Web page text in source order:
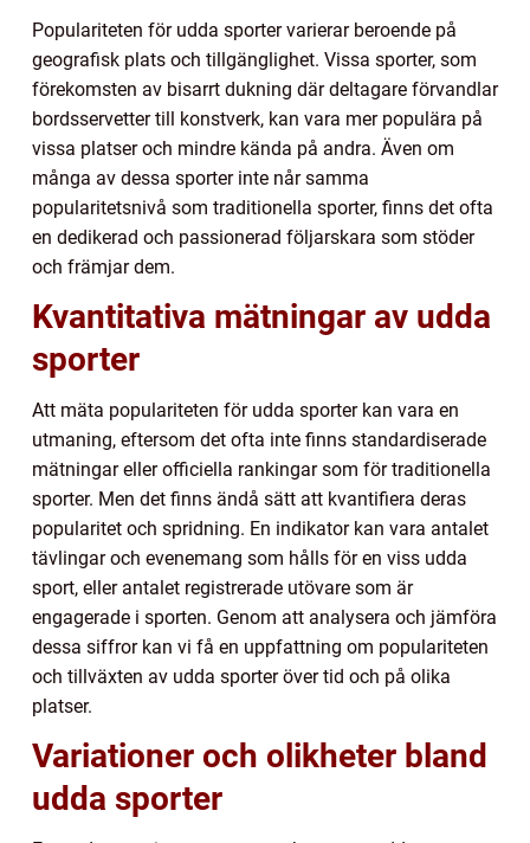
Populariteten för udda sporter varierar beroende på
geografisk plats och tillgänglighet. Vissa sporter, som
förekomsten av bisarrt dukning där deltagare förvandlar
bordsservetter till konstverk, kan vara mer populära på
vissa platser och mindre kända på andra. Även om
många av dessa sporter inte når samma
popularitetsnivå som traditionella sporter, finns det ofta
en dedikerad och passionerad följarskara som stöder
och främjar dem.
Kvantitativa mätningar av udda
sporter
Att mäta populariteten för udda sporter kan vara en
utmaning, eftersom det ofta inte finns standardiserade
mätningar eller officiella rankingar som för traditionella
sporter. Men det finns ändå sätt att kvantifiera deras
popularitet och spridning. En indikator kan vara antalet
tävlingar och evenemang som hålls för en viss udda
sport, eller antalet registrerade utövare som är
engagerade i sporten. Genom att analysera och jämföra
dessa siffror kan vi få en uppfattning om populariteten
och tillväxten av udda sporter över tid och på olika
platser.
Variationer och olikheter bland
udda sporter